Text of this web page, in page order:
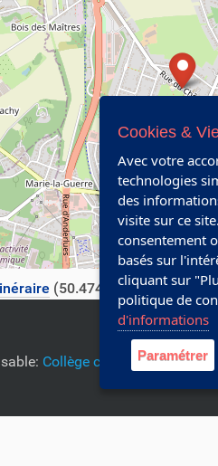
(50.474103,4.2794261)
Collège communal
Cookies &
Avec votre
technologies
des
visite sur ce
consentement
basés sur
cliquant sur
politique de
d'informations
Paramétrer